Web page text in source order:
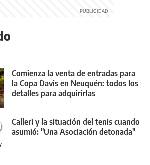
Comienza la venta de entradas para
la Copa Davis en Neuquén: todos los
detalles para adquirirlas
Calleri y la situación del tenis cuando
asumió: "Una Asociación detonada"